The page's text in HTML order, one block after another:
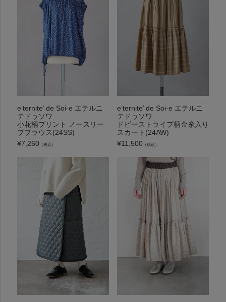
e’ternite’ de Soi-e エテルニ
テドゥソワ
小花柄プリント ノースリー
ブブラウス(24SS)
¥7,260 （税込）
e’ternite’ de Soi-e エテルニ
テドゥソワ
ドビーストライプ柄金糸入り
スカート(24AW)
¥11,500 （税込）